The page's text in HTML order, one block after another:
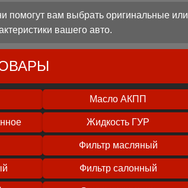
помогут вам выбрать оригинальные или
вашего авто.
Масло АКПП
Жидкость ГУР
Фильтр масляный
Фильтр салонный